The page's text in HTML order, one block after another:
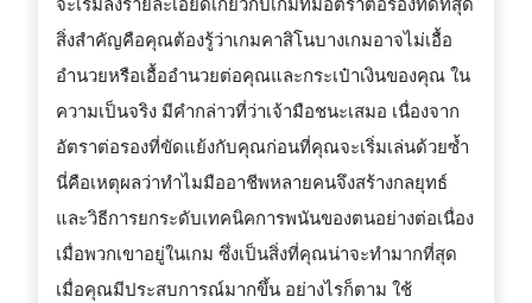
สิ่งสำคัญคือคุณต้องรู้ว่าเกมคาสิโนบางเกมอาจไม่เอื้อ
อำนวยหรือเอื้ออำนวยต่อคุณและกระเป๋าเงินของคุณ ใน
ความเป็นจริง มีคำกล่าวที่ว่าเจ้ามือชนะเสมอ เนื่องจาก
อัตราต่อรองที่ขัดแย้งกับคุณก่อนที่คุณจะเริ่มเล่นด้วยซ้ำ
นี่คือเหตุผลว่าทำไมมืออาชีพหลายคนจึงสร้างกลยุทธ์
และวิธีการยกระดับเทคนิคการพนันของตนอย่างต่อเนื่อง
เมื่อพวกเขาอยู่ในเกม ซึ่งเป็นสิ่งที่คุณน่าจะทำมากที่สุด
เมื่อคุณมีประสบการณ์มากขึ้น อย่างไรก็ตาม ใช้